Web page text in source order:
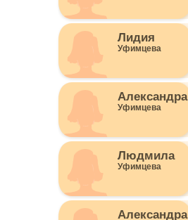
Лидия
Уфимцева
Александра
Уфимцева
Людмила
Уфимцева
Александра